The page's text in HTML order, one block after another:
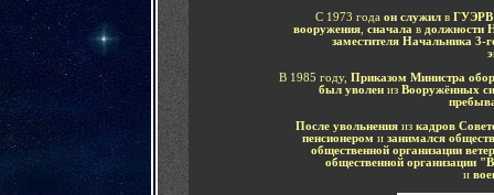
С 1973 года он служил в ГУЭРВ
вооружения сначала в должности
заместителя Начальника 3-
В 1985 году, Приказом Министра
был уволен из Вооружённых
После увольнения из кадров
пенсионером и занимался
общественной организации
общественной организации
и